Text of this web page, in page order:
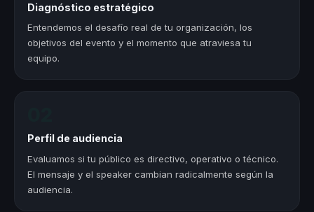
Diagnóstico estratégico
Entendemos el desafío real de tu organización, los
objetivos del evento y el momento que atraviesa tu
equipo.
Perfil de audiencia
Evaluamos si tu público es directivo, operativo o técnico.
El mensaje y el speaker cambian radicalmente según la
audiencia.